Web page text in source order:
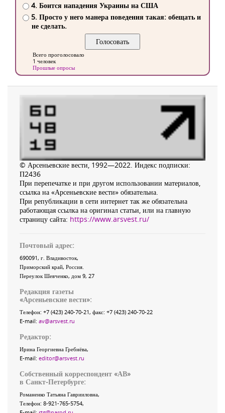
4. Боится нападения Украины на США
5. Просто у него манера поведения такая: обещать и
не сделать.
Всего проголосовало
1 человек
Прошлые опросы
© Арсеньевские вести, 1992—2022. Индекс подписки:
П2436
При перепечатке и при другом использовании материалов,
ссылка на «Арсеньевские вести» обязательна.
При републикации в сети интернет так же обязательна
работающая ссылка на оригинал статьи, или на главную
страницу сайта: https://www.arsvest.ru/
Почтовый адрес:
690091, г. Владивосток,
Приморский край, Россия
Переулок Шевченко, дом 9, 27
Редакция газеты
«Арсеньевские вести»:
Телефон: +7 (423) 240-70-21, факс: +7 (423) 240-70-22
E-mail: av@arsvest.ru
Редактор:
Ирина Георгиевна Гребнёва,
E-mail: editor@arsvest.ru
Собственный корреспондент «АВ»
в Санкт-Петербурге:
Романенко Татьяна Гаврииловна,
Телефон: 8-921-765-5754,